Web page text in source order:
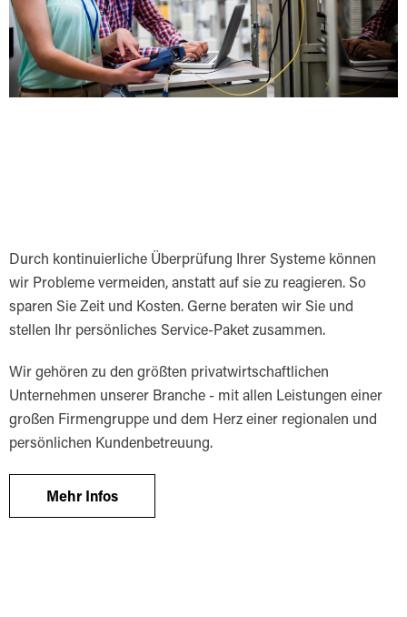
Durch kontinuierliche Überprüfung Ihrer Systeme können
wir Probleme vermeiden, anstatt auf sie zu reagieren. So
sparen Sie Zeit und Kosten. Gerne beraten wir Sie und
stellen Ihr persönliches Service-Paket zusammen.
Wir gehören zu den größten privatwirtschaftlichen
Unternehmen unserer Branche - mit allen Leistungen einer
großen Firmengruppe und dem Herz einer regionalen und
persönlichen Kundenbetreuung.
Mehr Infos